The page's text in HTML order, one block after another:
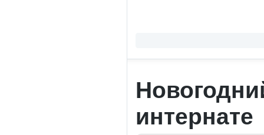
интернате